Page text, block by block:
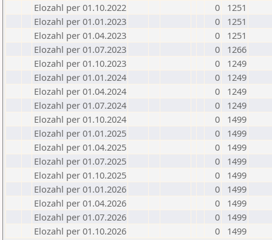
Elozahl per 01.10.2022
0
1251
Elozahl per 01.01.2023
0
1251
Elozahl per 01.04.2023
0
1251
Elozahl per 01.07.2023
0
1266
Elozahl per 01.10.2023
0
1249
Elozahl per 01.01.2024
0
1249
Elozahl per 01.04.2024
0
1249
Elozahl per 01.07.2024
0
1249
Elozahl per 01.10.2024
0
1499
Elozahl per 01.01.2025
0
1499
Elozahl per 01.04.2025
0
1499
Elozahl per 01.07.2025
0
1499
Elozahl per 01.10.2025
0
1499
Elozahl per 01.01.2026
0
1499
Elozahl per 01.04.2026
0
1499
Elozahl per 01.07.2026
0
1499
Elozahl per 01.10.2026
0 1499